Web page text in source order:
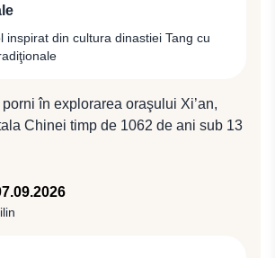
inspirat din cultura dinastiei Tang cu
în explorarea oraşului Xi’an,
Chinei timp de 1062 de ani sub 13
unde începea celebrul Drum al
dintre locurile în care a luat fiinţă
antică din bazinul râului Galben.